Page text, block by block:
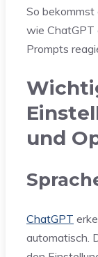
So bekommst
wie ChatGPT
Prompts
und
ChatGPT
automatisch.